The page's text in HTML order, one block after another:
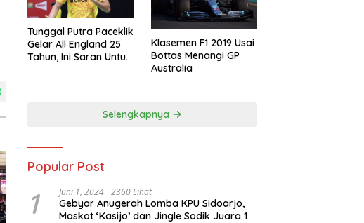
Tunggal Putra Paceklik
Gelar All England 25
Tahun, Ini Saran Untuk
Klasemen F1 2019 Usai
Bottas Menangi GP
Australia
Selengkapnya
Popular Post
1 Juni 1, 2024 2360 Lihat
Gebyar Anugerah Lomba KPU Sidoarjo,
Maskot ‘Kasijo’ dan Jingle Sodik Juara 1